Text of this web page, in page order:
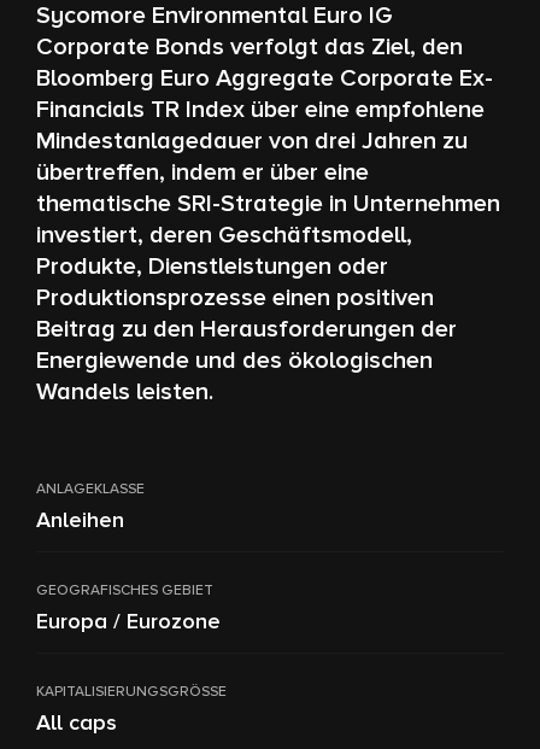
Sycomore Environmental Euro IG
Corporate Bonds verfolgt das Ziel, den
Bloomberg Euro Aggregate Corporate Ex-
Financials TR Index über eine empfohlene
Mindestanlagedauer von drei Jahren zu
übertreffen, indem er über eine
thematische SRI-Strategie in Unternehmen
investiert, deren Geschäftsmodell,
Produkte, Dienstleistungen oder
Produktionsprozesse einen positiven
Beitrag zu den Herausforderungen der
Energiewende und des ökologischen
Wandels leisten.
ANLAGEKLASSE
Anleihen
GEOGRAFISCHES GEBIET
Europa / Eurozone
KAPITALISIERUNGSGRÖSSE
All caps